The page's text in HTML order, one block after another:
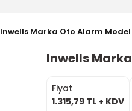
Inwells Marka Oto Alarm Model
Inwells
Fiyat
1.315,79 TL + KDV